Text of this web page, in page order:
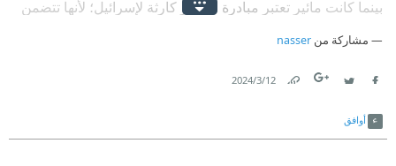
بينما كانت مائير تعتبر مبادرة روجرز كارثة لإسرائيل؛ لأنها تتضمن
لا فقط انسحاب إسرائيل من كل الأراضي العربية، لكن أيضاً لأن
مستوى، ولا حتى مفاوضات مباشرة.وبيغين يصفها بأنها ميونيخ
مشاركة من nasser
12‏/3‏/2024
أوافق